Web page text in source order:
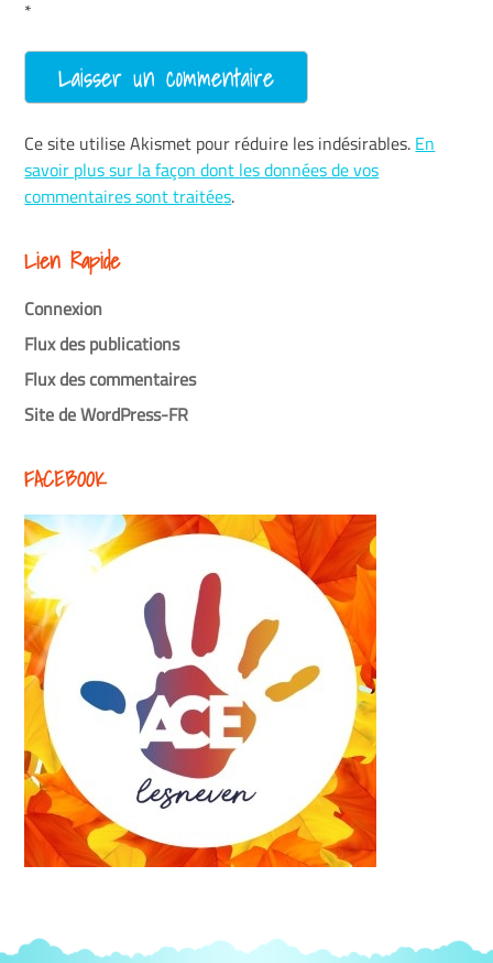
*
Ce site utilise Akismet pour réduire les indésirables. En
savoir plus sur la façon dont les données de vos
commentaires sont traitées.
Lien Rapide
Connexion
Flux des publications
Flux des commentaires
Site de WordPress-FR
FACEBOOK